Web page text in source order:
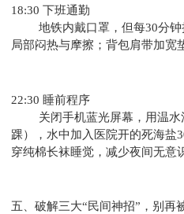
18:30 下班通勤
地铁内戴口罩，但每30分
局部闷热与摩擦；背包肩带加宽
22:30 睡前程序
关闭手机蓝光屏幕，用温
踝），水中加入医院开的死海盐
穿纯棉长袜睡觉，减少夜间无意
五、破解三大“民间神招”，别再